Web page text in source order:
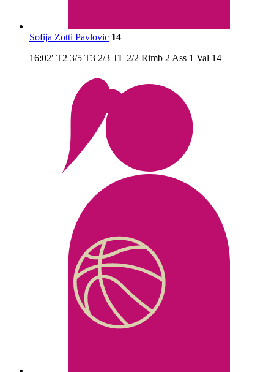
Sofija Zotti Pavlovic 14
16:02′ T2 3/5 T3 2/3 TL 2/2 Rimb 2 Ass 1 Val 14